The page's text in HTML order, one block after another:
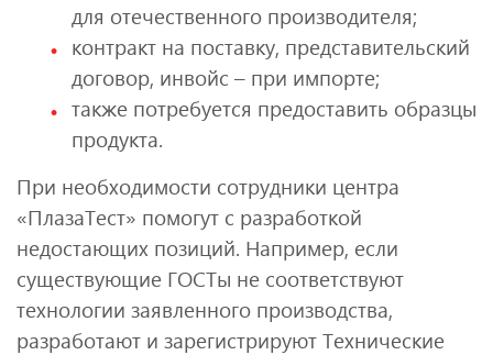
для отечественного производителя;
контракт на поставку, представительский
договор, инвойс – при импорте;
также потребуется предоставить образцы
продукта.
При необходимости сотрудники центра
«ПлазаТест» помогут с разработкой
недостающих позиций. Например, если
существующие ГОСТы не соответствуют
технологии заявленного производства,
разработают и зарегистрируют Технические